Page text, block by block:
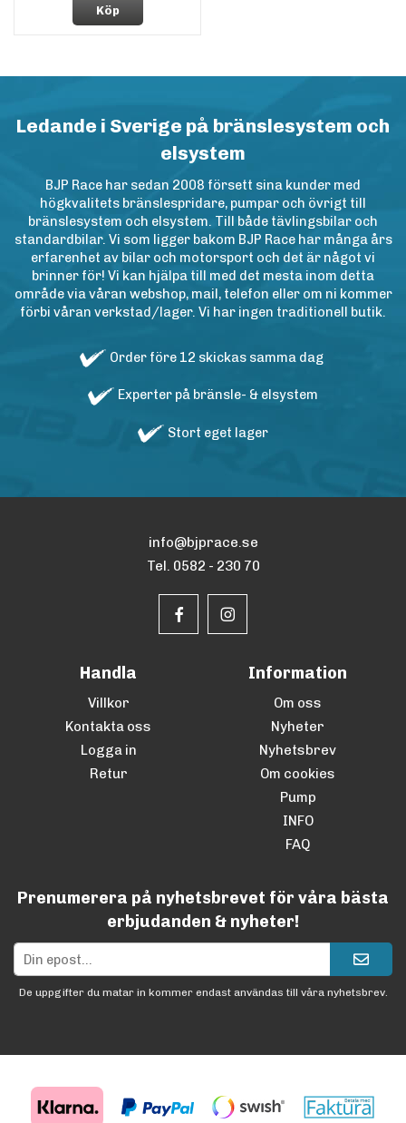
Köp
Ledande i Sverige på bränslesystem och
elsystem
BJP Race har sedan 2008 försett sina kunder med
högkvalitets bränslespridare, pumpar och övrigt till
bränslesystem och elsystem. Till både tävlingsbilar och
standardbilar. Vi som ligger bakom BJP Race har många års
erfarenhet av bilar och motorsport och det är något vi
brinner för! Vi kan hjälpa till med det mesta inom detta
område via våran webshop, mail, telefon eller om ni kommer
förbi våran verkstad/lager. Vi har ingen traditionell butik.
Order före 12 skickas samma dag
Experter på bränsle- & elsystem
Stort eget lager
info@bjprace.se
Tel. 0582 - 230 70
Handla
Villkor
Kontakta oss
Logga in
Retur
Information
Om oss
Nyheter
Nyhetsbrev
Om cookies
Pump
INFO
FAQ
Prenumerera på nyhetsbrevet för våra bästa
erbjudanden & nyheter!
De uppgifter du matar in kommer endast användas till våra nyhetsbrev.